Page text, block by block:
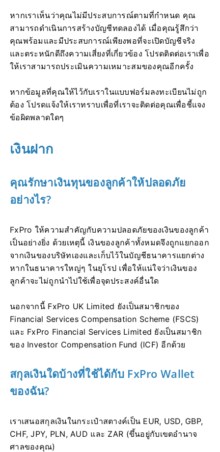
หากเราเห็นว่าคุณไม่มีประสบการณ์ตามที่กำหนด คุณ
สามารถดำเนินการสร้างบัญชีทดลองได้ เมื่อคุณรู้สึกว่า
คุณพร้อมและมีประสบการณ์เพียงพอที่จะเปิดบัญชีจริง
และตระหนักดีถึงความเสี่ยงที่เกี่ยวข้อง โปรดติดต่อเราเพื่อ
ให้เราสามารถประเมินความเหมาะสมของคุณอีกครั้ง
หากข้อมูลที่คุณให้ไว้กับเราในแบบฟอร์มลงทะเบียนไม่ถูก
ต้อง โปรดแจ้งให้เราทราบเพื่อที่เราจะติดต่อคุณเพื่อชี้แจง
ข้อผิดพลาดใดๆ
เงินฝาก
คุณรักษาเงินทุนของลูกค้าให้ปลอดภัย
อย่างไร?
FxPro ให้ความสำคัญกับความปลอดภัยของเงินของลูกค้า
เป็นอย่างยิ่ง ด้วยเหตุนี้ เงินของลูกค้าทั้งหมดจึงถูกแยกออก
จากเงินของบริษัทเองและเก็บไว้ในบัญชีธนาคารแยกต่าง
หากในธนาคารใหญ่ๆ ในยุโรป เพื่อให้แน่ใจว่าเงินของ
ลูกค้าจะไม่ถูกนำไปใช้เพื่อจุดประสงค์อื่นใด
นอกจากนี้ FxPro UK Limited ยังเป็นสมาชิกของ
Financial Services Compensation Scheme (FSCS)
และ FxPro Financial Services Limited ยังเป็นสมาชิก
ของ Investor Compensation Fund (ICF) อีกด้วย
สกุลเงินใดบ้างที่ใช้ได้กับ FxPro Wallet
ของฉัน?
เราเสนอสกุลเงินในกระเป๋าสตางค์เป็น EUR, USD, GBP,
CHF, JPY, PLN, AUD และ ZAR (ขึ้นอยู่กับเขตอำนาจ
ศาลของคุณ)